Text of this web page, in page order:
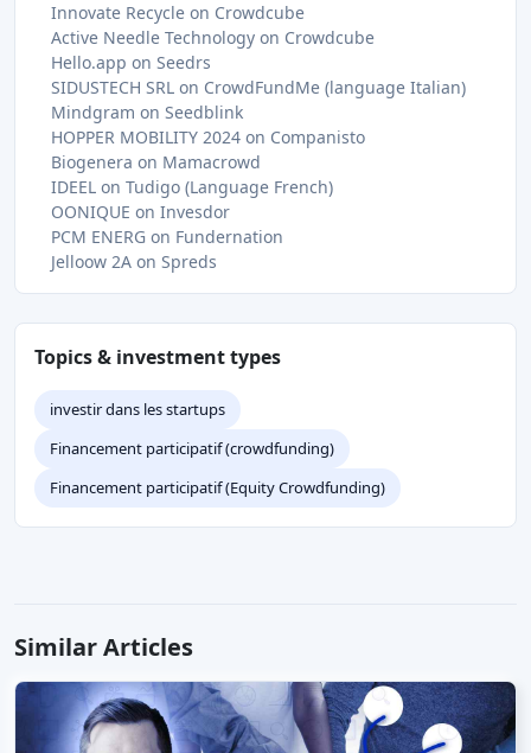
Innovate Recycle on Crowdcube
Active Needle Technology on Crowdcube
Hello.app on Seedrs
SIDUSTECH SRL on CrowdFundMe (language Italian)
Mindgram on Seedblink
HOPPER MOBILITY 2024 on Companisto
Biogenera on Mamacrowd
IDEEL on Tudigo (Language French)
OONIQUE on Invesdor
PCM ENERG on Fundernation
Jelloow 2A on Spreds
Topics & investment types
investir dans les startups
Financement participatif (crowdfunding)
Financement participatif (Equity Crowdfunding)
Similar Articles